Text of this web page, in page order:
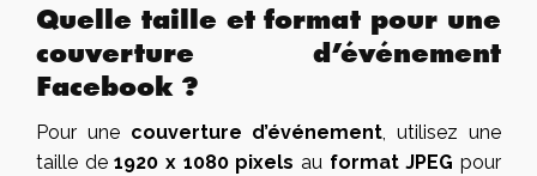
Quelle taille et format pour une
couverture d’événement
Facebook ?
Pour une couverture d’événement, utilisez une
taille de1920 x 1080 pixels au format JPEG pour